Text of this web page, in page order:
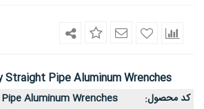
Straight Pipe Aluminum Wrenches
کد محصول:
Aluminum Wrenches